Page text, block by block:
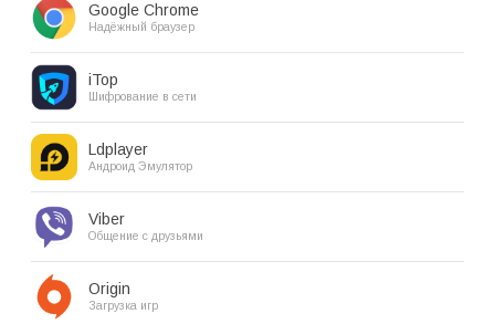
Google Chrome
Надёжный браузер
iTop
Шифрование в сети
Ldplayer
Андроид Эмулятор
Viber
Общение с друзьями
Origin
Загрузка игр